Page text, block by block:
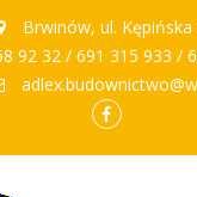
Brwinów, ul. Kępińska
92 32 / 691 315 933 /